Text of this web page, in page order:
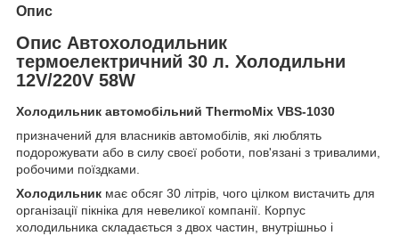
Опис
Опис Автохолодильник
термоелектричний 30 л. Холодильни
12V/220V 58W
Холодильник автомобільний ThermoMix VBS-1030
призначений для власників автомобілів, які люблять
подорожувати або в силу своєї роботи, пов'язані з тривалими,
робочими поїздками.
Холодильник має обсяг 30 літрів, чого цілком вистачить для
організації пікніка для невеликої компанії. Корпус
холодильника складається з двох частин, внутрішньо і